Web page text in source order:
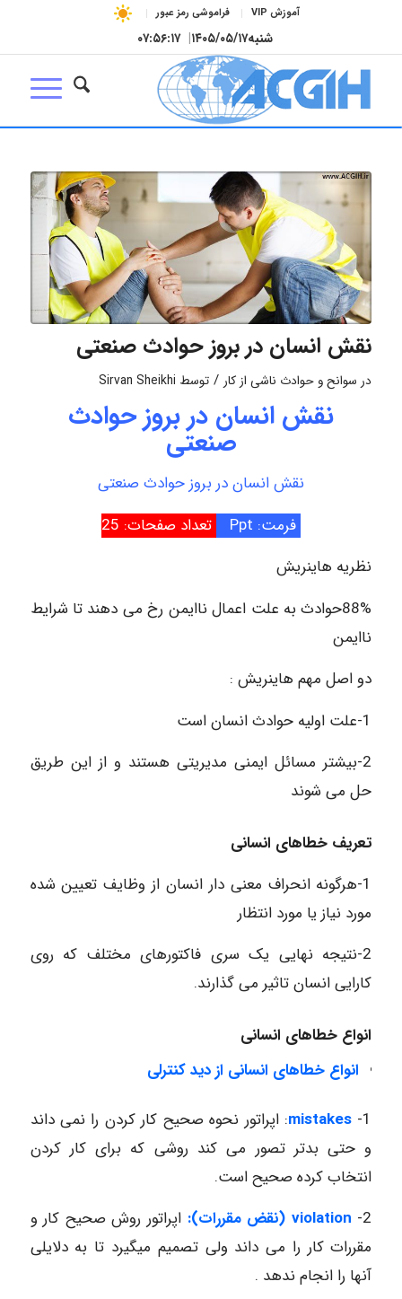
آموزش VIP فراموشی رمز عبور
شنبه۱۴۰۵/۰۵/۱۷| ۰۷:۵۶:۱۷
نقش انسان در بروز حوادث صنعتی
در سوانح و حوادث ناشی از کار / توسط Sirvan Sheikhi
نقش انسان در بروز حوادث
صنعتی
نقش انسان در بروز حوادث صنعتی
فرمت: Ppt
تعداد صفحات: 25
نظریه هاینریش
88%حوادث به علت اعمال ناایمن رخ می دهند تا شرایط
ناایمن
دو اصل مهم هاینریش :
1-علت اولیه حوادث انسان است
2-بیشتر مسائل ایمنی مدیریتی هستند و از این طریق
حل می شوند
تعریف خطاهای انسانی
1-هرگونه انحراف معنی دار انسان از وظایف تعیین شده
مورد نیاز یا مورد انتظار
2-نتیجه نهایی یک سری فاکتورهای مختلف که روی
کارایی انسان تاثیر می گذارند.
انواع خطاهای انسانی
انواع خطاهای انسانی از دید کنترلی
1-
mistakes: اپراتور نحوه صحیح کار کردن را نمی داند
و حتی بدتر تصور می کند روشی که برای کار کردن
انتخاب کرده صحیح است.
2-
violation ( نقض مقررات): اپراتور روش صحیح کار و
مقررات کار را می داند ولی تصمیم میگیرد تا به دلایلی
آنها را انجام ندهد .